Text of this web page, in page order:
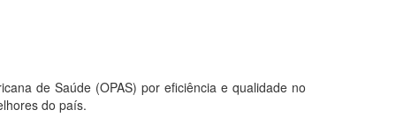
de Saúde (OPAS) por eficiência e qualidade no
do país.